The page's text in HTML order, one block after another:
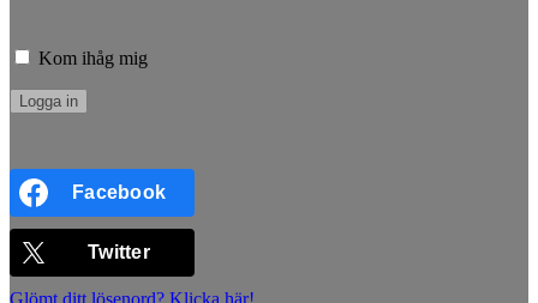
Kom ihåg mig
Facebook
Twitter
Glömt ditt lösenord? Klicka här!